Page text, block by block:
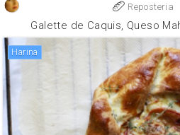
Reposteria
Galette de Caquis, Queso
harina